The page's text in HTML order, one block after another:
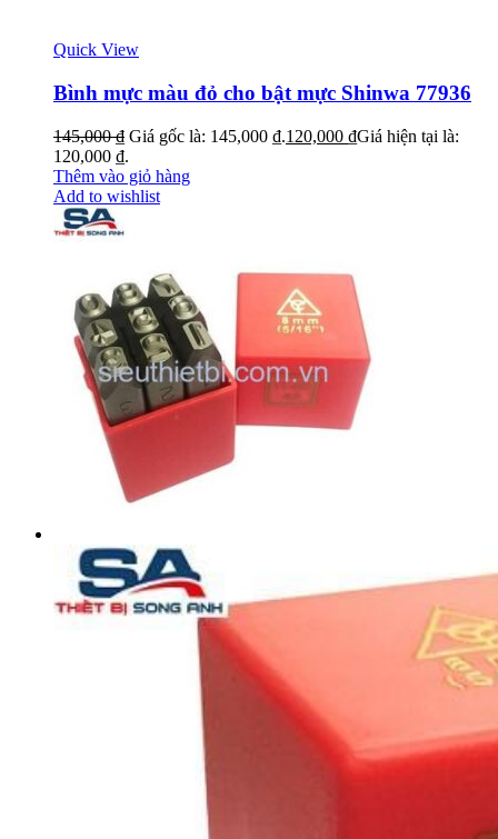
Quick View
Bình mực màu đỏ cho bật mực Shinwa 77936
145,000₫ Giá gốc là: 145,000 ₫.120,000 ₫Giá hiện tại là:
120,000 ₫.
Thêm vào giỏ hàng
Add to wishlist